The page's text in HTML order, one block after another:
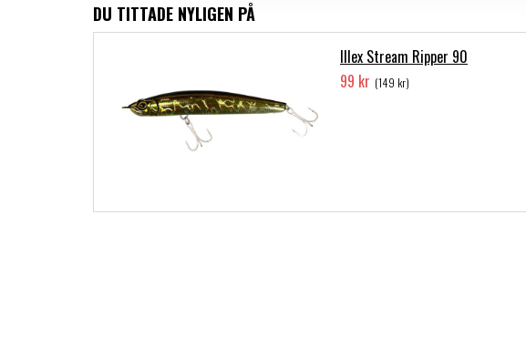
DU TITTADE NYLIGEN PÅ
Illex Stream Ripper 90
99 kr (149 kr)